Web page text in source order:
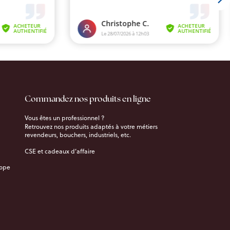
Commandez nos produits en ligne
Vous êtes un professionnel ?
Retrouvez nos produits adaptés à votre métiers
revendeurs, bouchers, industriels, etc.
CSE et cadeaux d’affaire